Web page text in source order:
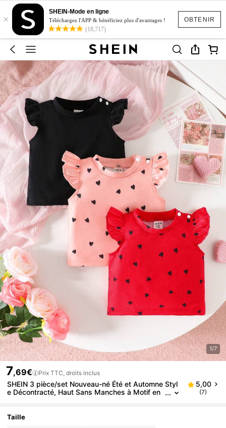
OBTENIR
×
SHEIN-Mode en ligne
Téléchargez l'APP & bénéficiez plus d'avantages !
(18,717)
1/7
7,69€ Prix TTC, droits inclus
SHEIN 3 pièce/set Nouveau-né Été et Automne Styl
e Décontracté, Haut Sans Manches à Motif en
5,00
(7)
Taille